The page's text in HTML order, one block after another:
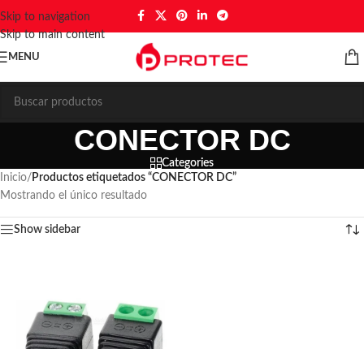
Skip to navigation
Skip to main content
MENU
CONECTOR DC
Categories
Inicio/ Productos etiquetados “CONECTOR DC”
Mostrando el único resultado
Show sidebar